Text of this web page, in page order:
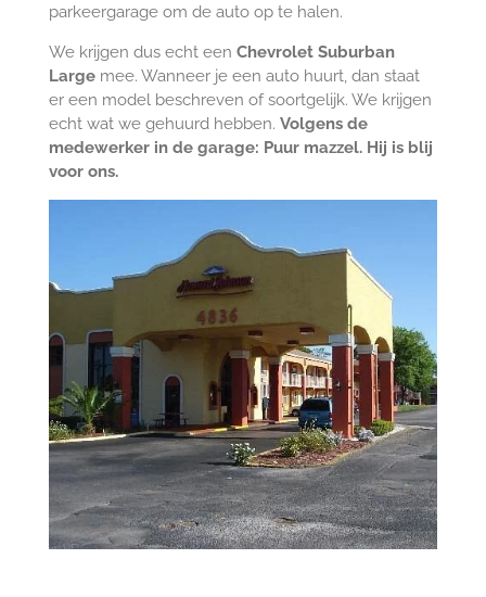
parkeergarage om de auto op te halen.
We krijgen dus echt een Chevrolet Suburban
Largemee. Wanneer je een auto huurt, dan staat
er een model beschreven of soortgelijk. We krijgen
echt wat we gehuurd hebben. Volgens de
medewerker in de garage: Puur mazzel. Hij is blij
voor ons.